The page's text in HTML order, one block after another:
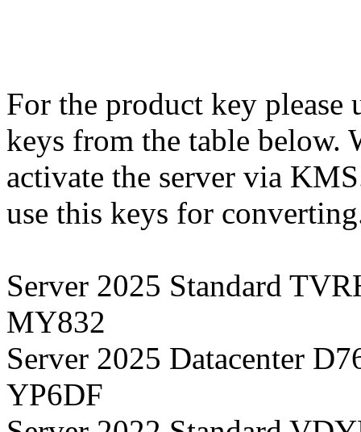
For the product key please
keys from the table below.
activate the server via
use this keys for
Server 2025 Standard
MY832
Server 2025 Datacenter
YP6DF